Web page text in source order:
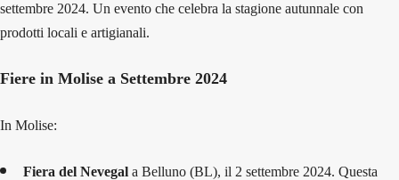
settembre 2024. Un evento che celebra la stagione autunnale con
prodotti locali e artigianali.
Fiere in Molise a Settembre 2024
In Molise:
Fiera del Nevegal a Belluno (BL), il 2 settembre 2024. Questa